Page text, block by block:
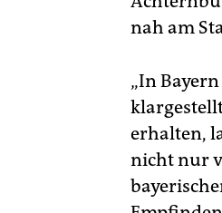
nah am
„In
erhalten,
nicht nur